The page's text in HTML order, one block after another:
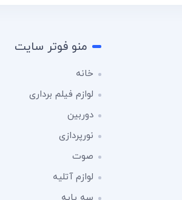
منو فوتر سایت
خانه
لوازم فیلم برداری
دوربین
نورپردازی
صوت
لوازم آتلیه